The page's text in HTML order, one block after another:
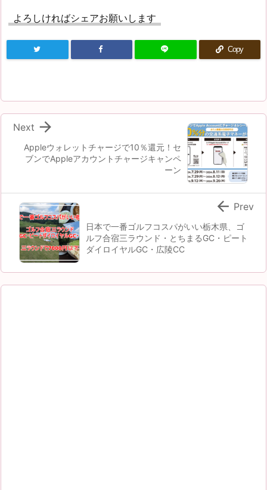
よろしければシェアお願いします
Copy
Appleウォレットチャージで10％還元！セ
ブンでAppleアカウントチャージキャンペ
ーン

Next
日本で一番ゴルフコスパがいい栃木県、ゴ
ルフ合宿三ラウンド・とちまるGC・ピート
ダイロイヤルGC・広陵CC
 Prev